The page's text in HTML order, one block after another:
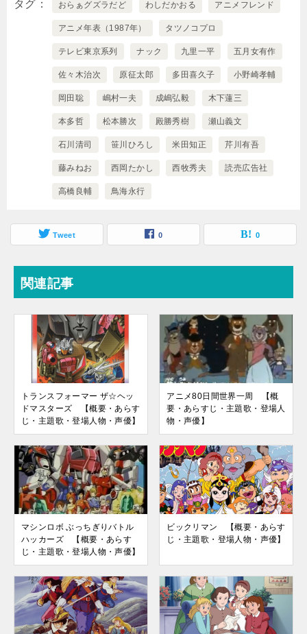
タグ おらぁグズラだど わしだかおる アニメフレンド
アニメ年表（1987年） タツノコプロ
テレビ東京系列 ナック 九里一平 五月女有作
佐々木治次 原征太郎 多田喜久子 小野崎孝輔
岡田聡 嶋村一夫 成嶋弘毅 木下蓮三
本多哲 松本勝次 殿勝秀樹 瀬山義文
石川清司 笹川ひろし 米田知正 芹川有吾
藤みねお 西岡たかし 西牧秀夫 読売広告社
高橋良輔 鳥海永行
Tweet 0 0
関連記事
トランスフォーマー ザ☆ヘッ
ドマスターズ 【概要・あらす
じ・主題歌・登場人物・声優】
アニメ80日間世界一周 【概
要・あらすじ・主題歌・登場人
物・声優】
マシンロボ ぶっちぎりバトル
ハッカーズ 【概要・あらす
じ・主題歌・登場人物・声優】
ビックリマン 【概要・あらす
じ・主題歌・登場人物・声優】